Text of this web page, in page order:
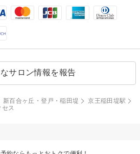
サロン情報を報告
新百合ヶ丘・登戸・稲田堤
京王稲田堤駅
ス